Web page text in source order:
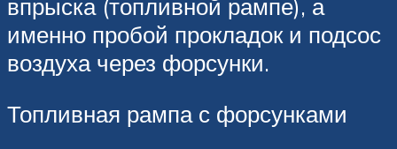
впрыска (топливной рампе), а
именно пробой прокладок и подсос
воздуха через форсунки.
Топливная рампа с форсунками